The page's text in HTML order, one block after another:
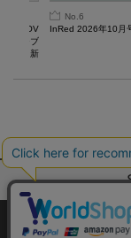
LOV
ッチブ
毎日。新
No.6
InRed 2026年10月
サイトマップ